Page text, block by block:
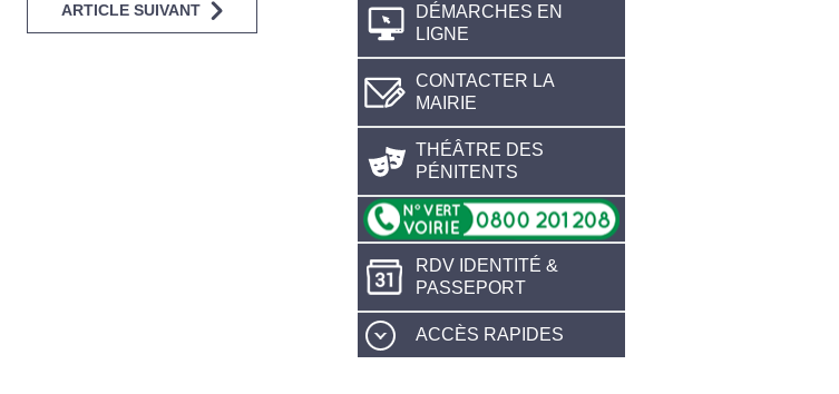
ARTICLE SUIVANT
DÉMARCHES EN
LIGNE
CONTACTER LA
MAIRIE
THÉÂTRE DES
PÉNITENTS
RDV IDENTITÉ &
PASSEPORT
ACCÈS RAPIDES